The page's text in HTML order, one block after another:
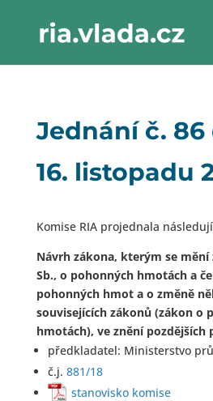
Jednání č. 86
16. listopadu
Komise RIA projednala
Návrh zákona, kterým se mění
Sb., o pohonných hmotách a
pohonných hmot a o změně
souvisejících zákonů (zákon o
hmotách), ve znění pozdějších
předkladatel: Ministerstvo
č.j. 881/18
stanovisko komise